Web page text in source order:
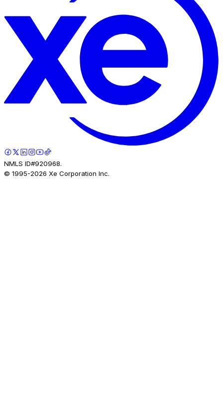
NMLS ID#920968.
© 1995-2026 Xe Corporation Inc.